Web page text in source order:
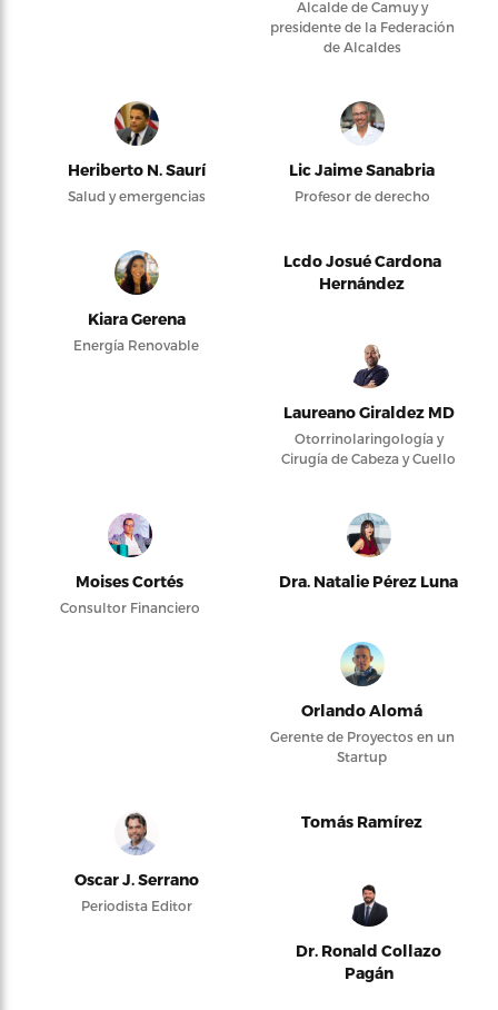
Alcalde de Camuy y
presidente de la Federación
de Alcaldes
Heriberto N. Saurí
Salud y emergencias
Lic Jaime Sanabria
Profesor de derecho
Kiara Gerena
Energía Renovable
Lcdo Josué Cardona
Hernández
Laureano Giraldez MD
Otorrinolaringología y
Cirugía de Cabeza y Cuello
Moises Cortés
Consultor Financiero
Dra. Natalie Pérez Luna
Orlando Alomá
Gerente de Proyectos en un
Startup
Oscar J. Serrano
Periodista Editor
Tomás Ramírez
Dr. Ronald Collazo
Pagán